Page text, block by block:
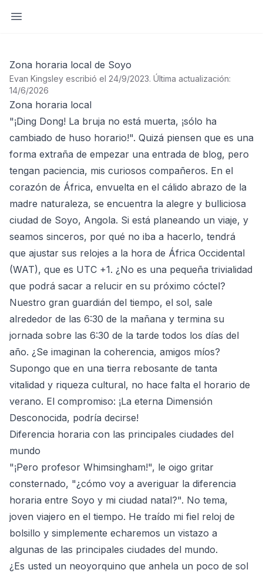
Abrir barra lateral
Zona horaria local de Soyo
Evan Kingsley escribió el 24/9/2023. Última actualización:
14/6/2026
Zona horaria local
"¡Ding Dong! La bruja no está muerta, ¡sólo ha
cambiado de huso horario!". Quizá piensen que es una
forma extraña de empezar una entrada de blog, pero
tengan paciencia, mis curiosos compañeros. En el
corazón de África, envuelta en el cálido abrazo de la
madre naturaleza, se encuentra la alegre y bulliciosa
ciudad de Soyo, Angola. Si está planeando un viaje, y
seamos sinceros, por qué no iba a hacerlo, tendrá
que ajustar sus relojes a la hora de África Occidental
(WAT), que es UTC +1. ¿No es una pequeña trivialidad
que podrá sacar a relucir en su próximo cóctel?
Nuestro gran guardián del tiempo, el sol, sale
alrededor de las 6:30 de la mañana y termina su
jornada sobre las 6:30 de la tarde todos los días del
año. ¿Se imaginan la coherencia, amigos míos?
Supongo que en una tierra rebosante de tanta
vitalidad y riqueza cultural, no hace falta el horario de
verano. El compromiso: ¡La eterna Dimensión
Desconocida, podría decirse!
Diferencia horaria con las principales ciudades del
mundo
"¡Pero profesor Whimsingham!", le oigo gritar
consternado, "¿cómo voy a averiguar la diferencia
horaria entre Soyo y mi ciudad natal?". No tema,
joven viajero en el tiempo. He traído mi fiel reloj de
bolsillo y simplemente echaremos un vistazo a
algunas de las principales ciudades del mundo.
¿Es usted un neoyorquino que anhela un poco de sol